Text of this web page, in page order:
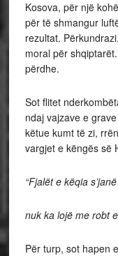
Kosova, për një
për të shmangur
rezultat.
moral për
përdhe.
Sot flitet
ndaj vajzave e
këtue kumt të zi,
vargjet e këngës së
“Fjalët e këqia
nuk ka lojë me robt
Për turp, sot hapen